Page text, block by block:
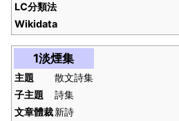
LC分類法
Wikidata
1淡煙集
主題
散文詩集
子主題
詩集
文章體裁新詩